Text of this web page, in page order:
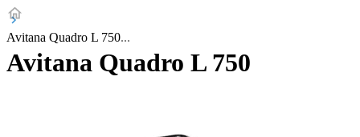
Avitana Quadro L 750
Avitana Quadro L 750